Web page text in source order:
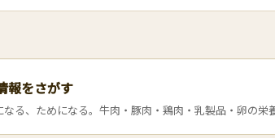
報をさがす
る、ためになる。牛肉・豚肉・鶏肉・乳製品・卵の栄